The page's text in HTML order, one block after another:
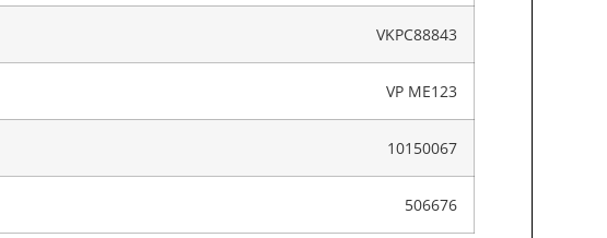
VKPC88843
VP ME123
10150067
506676